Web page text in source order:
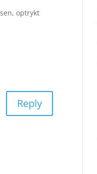
optrykt
Reply